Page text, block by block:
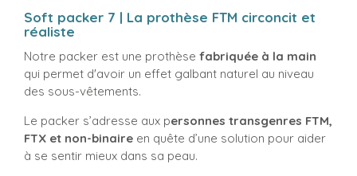
Soft packer 7 | La prothèse FTM circoncit et
réaliste
Notre packer est une prothèse fabriquée à la main
qui permet d'avoir un effet galbant naturel au niveau
des sous-vêtements.
Le packer s’adresse aux personnes transgenres FTM,
FTX et non-binaire en quête d’une solution pour aider
à se sentir mieux dans sa peau.